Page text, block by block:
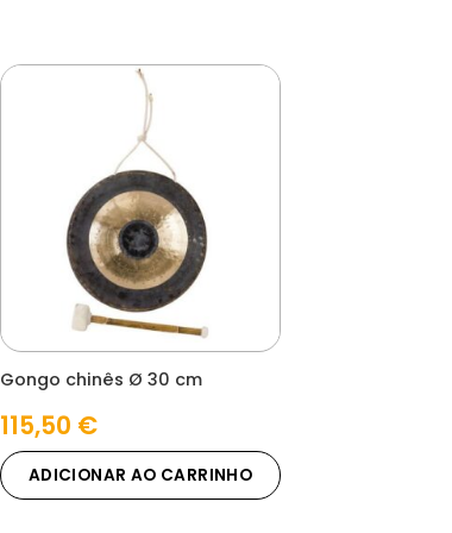
Gongo chinês Ø 30 cm
115,50 €
ADICIONAR AO CARRINHO